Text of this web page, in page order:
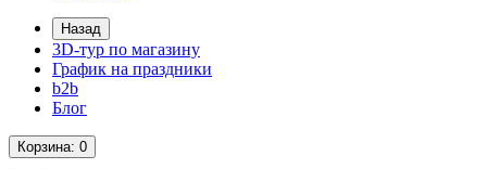
Назад
3D-тур по магазину
График на праздники
b2b
Блог
Корзина: 0